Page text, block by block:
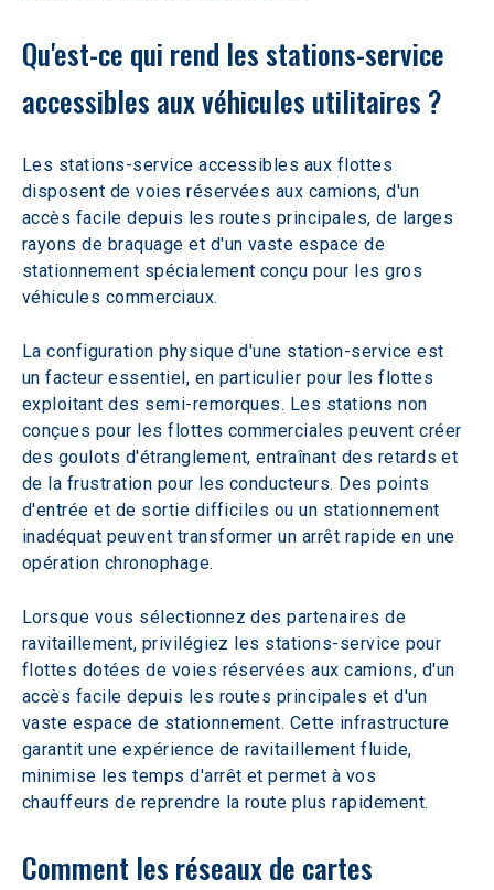
Qu'est-ce qui rend les stations-service
accessibles aux véhicules utilitaires ?
Les stations-service accessibles aux flottes
disposent de voies réservées aux camions, d'un
accès facile depuis les routes principales, de larges
rayons de braquage et d'un vaste espace de
stationnement spécialement conçu pour les gros
véhicules commerciaux.
La configuration physique d'une station-service est
un facteur essentiel, en particulier pour les flottes
exploitant des semi-remorques. Les stations non
conçues pour les flottes commerciales peuvent créer
des goulots d'étranglement, entraînant des retards et
de la frustration pour les conducteurs. Des points
d'entrée et de sortie difficiles ou un stationnement
inadéquat peuvent transformer un arrêt rapide en une
opération chronophage.
Lorsque vous sélectionnez des partenaires de
ravitaillement, privilégiez les stations-service pour
flottes dotées de voies réservées aux camions, d'un
accès facile depuis les routes principales et d'un
vaste espace de stationnement. Cette infrastructure
garantit une expérience de ravitaillement fluide,
minimise les temps d'arrêt et permet à vos
chauffeurs de reprendre la route plus rapidement.
Comment les réseaux de cartes